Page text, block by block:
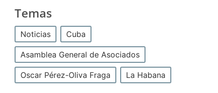
Temas
Noticias Cuba
Asamblea General de Asociados
Oscar Pérez-Oliva Fraga La Habana